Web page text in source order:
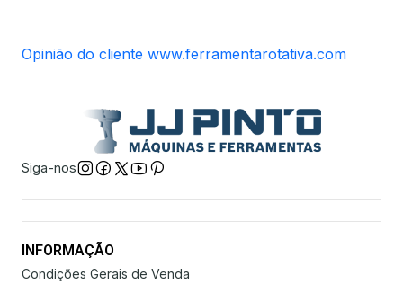
Opinião do cliente www.ferramentarotativa.com
Siga-nos
INFORMAÇÃO
Condições Gerais de Venda